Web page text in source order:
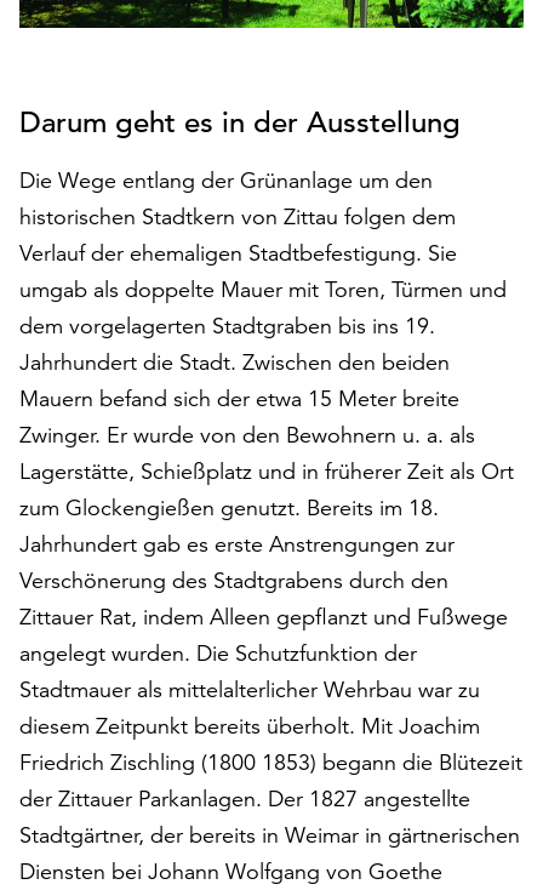
auf
um
alle
zu
akzeptieren.
Sie
können
Ihr
Einverständnis
jederzeit
ändern
und
widerrufen.
Dafür
steht
am
Ende
der
die
Schaltfläche
„Cookie-
Einstellungen“
zur
Verfügung.
Funktionale
Cookies
Darum geht es in der Ausstellung
Die Wege entlang der Grünanlage um den
historischen Stadtkern von Zittau folgen dem
Verlauf der ehemaligen Stadtbefestigung. Sie
umgab als doppelte Mauer mit Toren, Türmen und
dem vorgelagerten Stadtgraben bis ins 19.
Jahrhundert die Stadt. Zwischen den beiden
Mauern befand sich der etwa 15 Meter breite
Zwinger. Er wurde von den Bewohnern u. a. als
Lagerstätte, Schießplatz und in früherer Zeit als Ort
zum Glockengießen genutzt. Bereits im 18.
Jahrhundert gab es erste Anstrengungen zur
Verschönerung des Stadtgrabens durch den
Zittauer Rat, indem Alleen gepflanzt und Fußwege
angelegt wurden. Die Schutzfunktion der
Stadtmauer als mittelalterlicher Wehrbau war zu
diesem Zeitpunkt bereits überholt. Mit Joachim
Friedrich Zischling (1800 1853) begann die Blütezeit
der Zittauer Parkanlagen. Der 1827 angestellte
Stadtgärtner, der bereits in Weimar in gärtnerischen
Diensten bei Johann Wolfgang von Goethe